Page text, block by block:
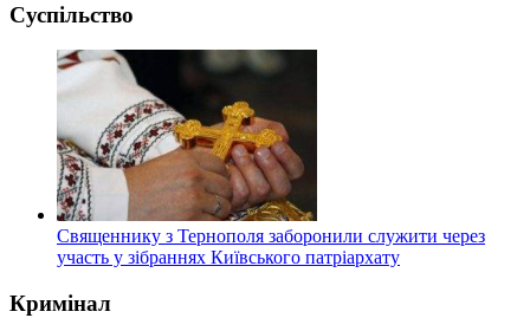
Суспільство
Священнику з Тернополя заборонили служити через
участь у зібраннях Київського патріархату
Кримінал